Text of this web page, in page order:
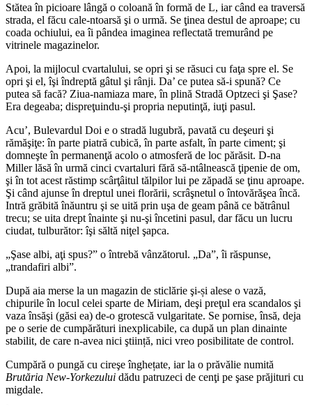
Stătea în picioare lângă o coloană în formă de L, iar când ea traversă
strada, el făcu cale-ntoarsă şi o urmă. Se ţinea destul de aproape; cu
coada ochiului, ea îi pândea imaginea reflectată tremurând pe
vitrinele magazinelor.
Apoi, la mijlocul cvartalului, se opri şi se răsuci cu faţa spre el. Se
opri şi el, îşi îndreptă gâtul şi rânji. Da’ ce putea să-i spună? Ce
putea să facă? Ziua-namiaza mare, în plină Stradă Optzeci şi Şase?
Era degeaba; dispreţuindu-şi propria neputinţă, iuţi pasul.
Acu’, Bulevardul Doi e o stradă lugubră, pavată cu deşeuri şi
rămăşiţe: în parte piatră cubică, în parte asfalt, în parte ciment; şi
domneşte în permanenţă acolo o atmosferă de loc părăsit. D-na
Miller lăsă în urmă cinci cvartaluri fără să-ntâlnească ţipenie de om,
şi în tot acest răstimp scârţâitul tălpilor lui pe zăpadă se ţinu aproape.
Şi când ajunse în dreptul unei florării, scrâşnetul o întovărăşea încă.
Intră grăbită înăuntru şi se uită prin uşa de geam până ce bătrânul
trecu; se uita drept înainte şi nu-şi încetini pasul, dar făcu un lucru
ciudat, tulburător: îşi săltă niţel şapca.
„Şase albi, aţi spus?” o întrebă vânzătorul. „Da”, îi răspunse,
„trandafiri albi”.
După aia merse la un magazin de sticlărie şi-și alese o vază,
chipurile în locul celei sparte de Miriam, deşi preţul era scandalos şi
vaza însăşi (găsi ea) de-o grotescă vulgaritate. Se pornise, însă, deja
pe o serie de cumpărături inexplicabile, ca după un plan dinainte
stabilit, de care n-avea nici ştiință, nici vreo posibilitate de control.
Cumpără o pungă cu cireşe înghețate, iar la o prăvălie numită
Brutăria New-Yorkezului dădu patruzeci de cenţi pe şase prăjituri cu
migdale.